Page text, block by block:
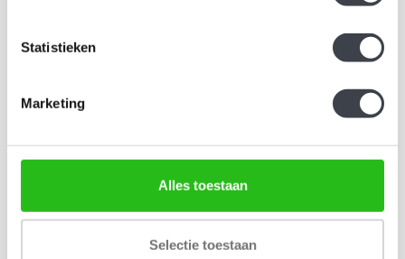
Statistieken
Marketing
Alles toestaan
Selectie toestaan
Abonneer
Kristal-Glas Leerdam